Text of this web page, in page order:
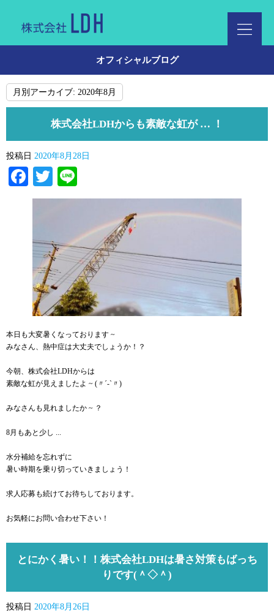
オフィシャルブログ
月別アーカイブ: 2020年8月
株式会社LDHからも素敵な虹が … ！
投稿日 2020年8月28日
Facebook
Twitter
本日も大変暑くなっております ~
みなさん、熱中症は大丈夫でしょうか！？
今朝、株式会社LDHからは
素敵な虹が見えましたよ ~ (〃´-`〃)
みなさんも見れましたか ~ ？
8月もあと少し ...
水分補給を忘れずに
暑い時期を乗り切っていきましょう！
求人応募も続けてお待ちしております。
お気軽にお問い合わせ下さい！
とにかく暑い！！株式会社LDHは暑さ対策もばっち
りです(＾◇＾)
投稿日 2020年8月26日